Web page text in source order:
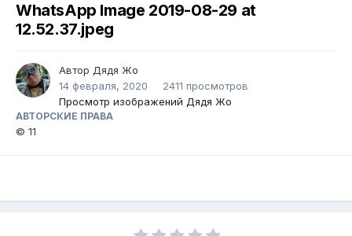
WhatsApp Image 2019-08-29 at
12.52.37.jpeg
Автор Дядя Жо
14 февраля, 2020
2411 просмотров
Просмотр изображений Дядя Жо
АВТОРСКИЕ ПРАВА
© 11